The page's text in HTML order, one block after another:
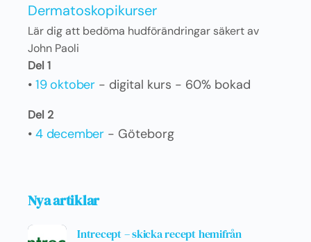
Dermatoskopikurser
Lär dig att bedöma hudförändringar säkert av
John Paoli
Del 1
• 19 oktober- digital kurs - 60% bokad
Del 2
• 4 december- Göteborg
Nya artiklar
Intrecept – skicka recept hemifrån